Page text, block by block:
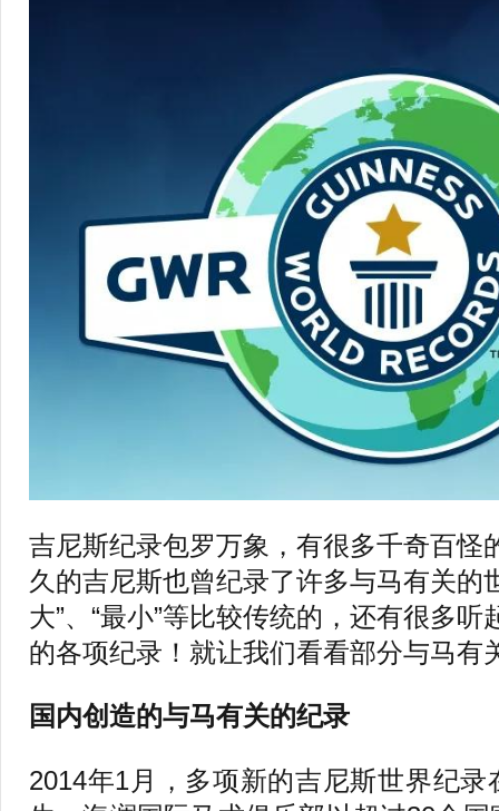
吉尼斯纪录包罗万象，有很多千奇百怪
久的吉尼斯也曾纪录了许多与马有关的
大”、“最小”等比较传统的，还有很多
的各项纪录！就让我们看看部分与马有
国内创造的与马有关的纪录
2014年1月，多项新的吉尼斯世界纪